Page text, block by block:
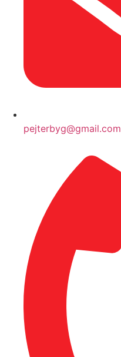
pejterbyg@gmail.com